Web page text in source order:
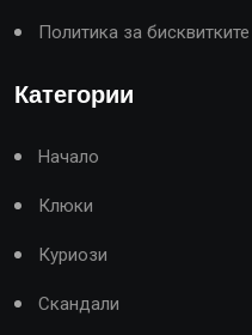
Политика за бисквитките
Категории
Начало
Клюки
Куриози
Скандали